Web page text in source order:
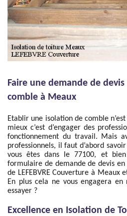
Faire une demande de
comble à Meaux
Etablir une isolation de comble
mieux c’est d’engager des
fonctionnement du travail. Mais
professionnels, il faut d’abord
vous êtes dans le 77100, et
formulaire de demande de devis
de LEFEBVRE Couverture à Meaux
En plus cela ne vous engagera
essayer ?
Excellence en Isolation de